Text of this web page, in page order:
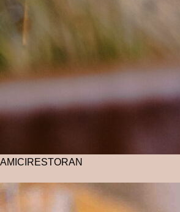
AMICI RESTORAN